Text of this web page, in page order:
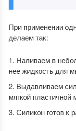
При применении
делаем так:
Наливаем в
нее жидкость для
Выдавливаем
мягкой пластичной
Силикон готов к